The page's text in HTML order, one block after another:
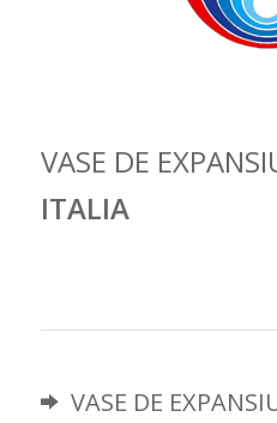
VASE DE
ITALIA
VASE DE